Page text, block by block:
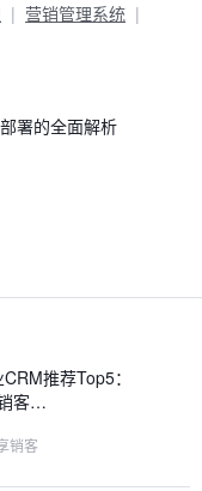
营销管理系统
署的全面解析
推荐Top5：
客…
销客